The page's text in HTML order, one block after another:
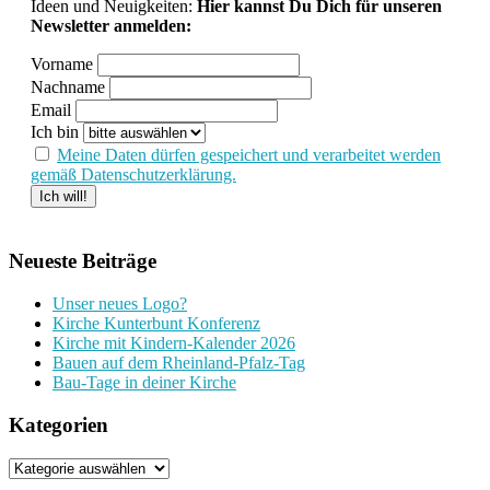
Ideen und Neuigkeiten: Hier kannst Du Dich für unseren
Newsletter anmelden:
Vorname
Nachname
Email
Ich bin
Meine Daten dürfen gespeichert und verarbeitet werden
gemäß Datenschutzerklärung.
Neueste Beiträge
Unser neues Logo?
Kirche Kunterbunt Konferenz
Kirche mit Kindern-Kalender 2026
Bauen auf dem Rheinland-Pfalz-Tag
Bau-Tage in deiner Kirche
Kategorien
Kategorien